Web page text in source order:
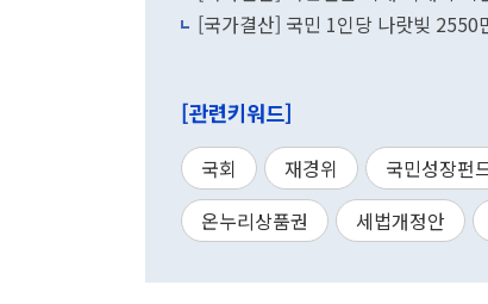
[국가결산] 국민 1인당 나랏빚
[관련키워드]
국회 재경위 국민성장펀
온누리상품권
세법개정안